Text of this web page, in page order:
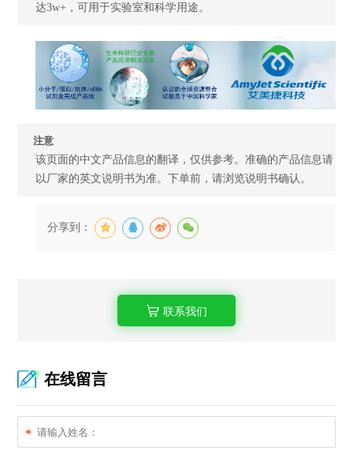
达3w+，可用于实验室和科学用途。
注意
该页面的中文产品信息的翻译，仅供参考。准确的产品信息请
以厂家的英文说明书为准。下单前，请浏览说明书确认。
分享到：
联系我们
在线留言
*